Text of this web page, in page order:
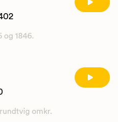
og 1846.
omkr.